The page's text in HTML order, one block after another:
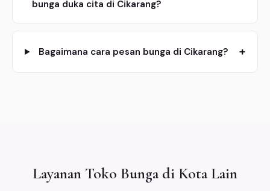
bunga duka cita di Cikarang?
Bagaimana cara pesan bunga di Cikarang? +
Layanan Toko Bunga di Kota Lain